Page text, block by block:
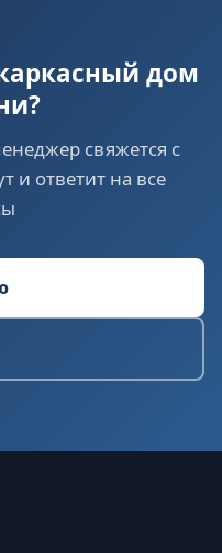
дом
свяжется с
и ответит на все